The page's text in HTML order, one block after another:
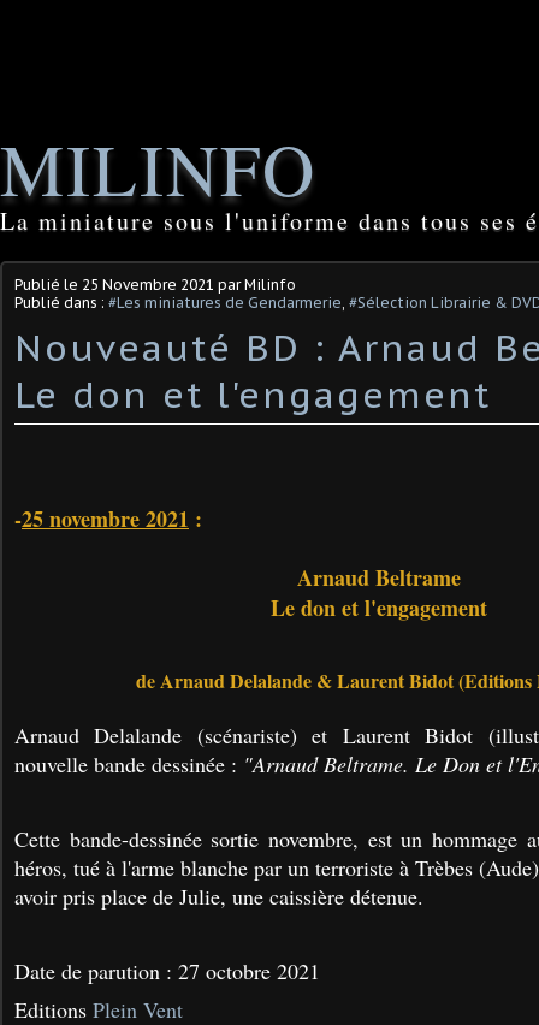
MILINFO
La miniature sous l'uniforme dans tous ses
Publié le 25 Novembre 2021 par Milinfo
Publié dans : #Les miniatures de Gendarmerie, #Sélection Librairie &
Nouveauté BD : Arnaud
Le don et l'engagement
-25 novembre 2021 :
Arnaud Beltrame
Le don et l'engagement
de Arnaud Delalande & Laurent Bidot (Editions
Arnaud Delalande (scénariste) et Laurent Bidot
nouvelle bande dessinée : "Arnaud Beltrame. Le Don et
Cette bande-dessinée sortie novembre, est un hommage
héros, tué à l'arme blanche par un terroriste à Trèbes
avoir pris place de Julie, une caissière détenue.
Date de parution : 27 octobre 2021
Editions Plein Vent